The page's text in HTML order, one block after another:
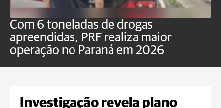
Com 6 toneladas de drogas
apreendidas, PRF realiza maior
operação no Paraná em 2026
Investigação revela plano